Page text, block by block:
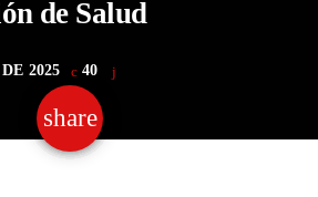
de Salud
2025 40
share
email